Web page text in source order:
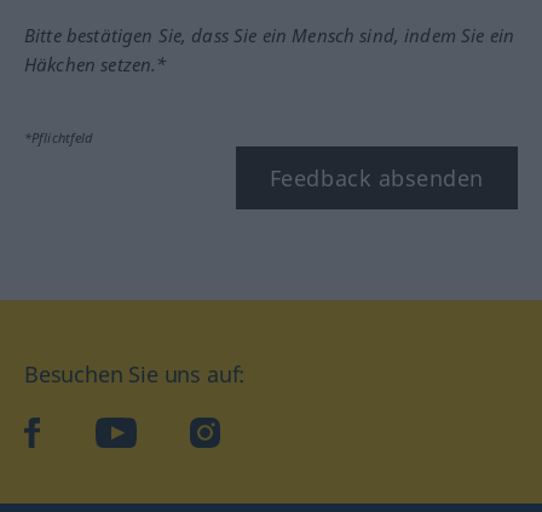
Bitte bestätigen Sie, dass Sie ein Mensch sind, indem Sie ein
Häkchen setzen.*
*Pflichtfeld
Feedback absenden
Besuchen Sie uns auf:
facebookYouTube Instagram